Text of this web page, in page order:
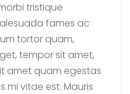
tristique
fames ac
tortor quam,
tempor sit amet,
amet quam egestas
mi vitae est. Mauris